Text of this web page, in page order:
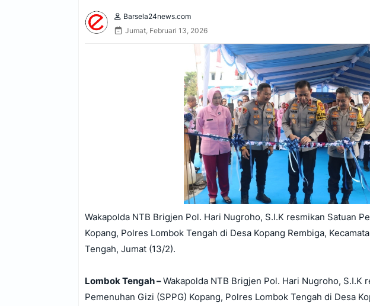
Barsela24news.com
Jumat, Februari 13, 2026
Wakapolda NTB Brigjen Pol. Hari Nugroho, S.I.K resmikan Satuan
Kopang, Polres Lombok Tengah di Desa Kopang Rembiga,
Tengah, Jumat (13/2).
‎Lombok Tengah –Wakapolda NTB Brigjen Pol. Hari Nugroho, S.I.K
Pemenuhan Gizi (SPPG) Kopang, Polres Lombok Tengah di Desa